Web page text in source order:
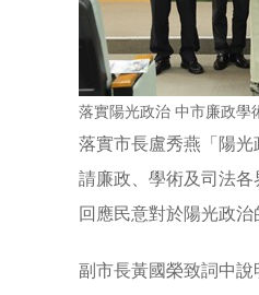
落實陽光政治 中市廉政學
落實市長盧秀燕「陽
請廉政、學術及司法
回應民意對於陽光政治
副市長黃國榮致詞中